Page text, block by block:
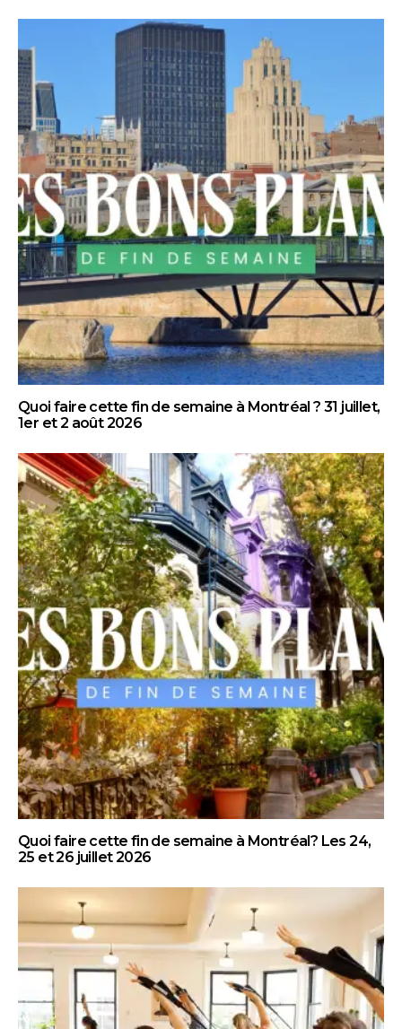
Quoi faire cette fin de semaine à Montréal ? 31 juillet,
1er et 2 août 2026
Quoi faire cette fin de semaine à Montréal? Les 24,
25 et 26 juillet 2026